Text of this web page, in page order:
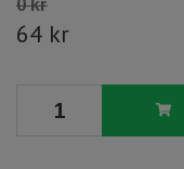
0 kr
64 kr